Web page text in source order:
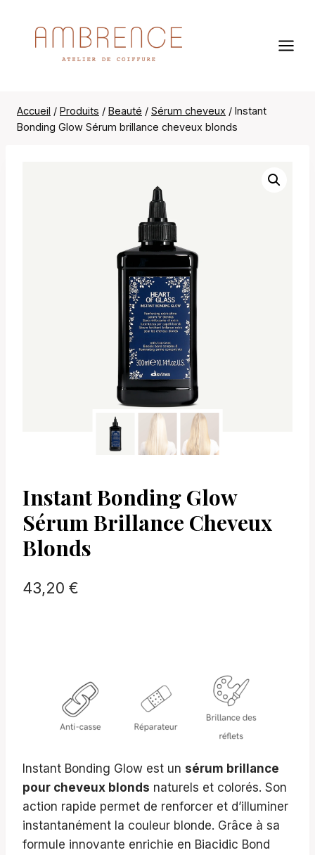
contenu
Accueil / Produits / Beauté / Sérum cheveux / Instant
Bonding Glow Sérum brillance cheveux blonds
Instant Bonding Glow
Sérum Brillance Cheveux
Blonds
43,20 €
Instant Bonding Glow est un sérum brillance
pour cheveux blonds naturels et colorés. Son
action rapide permet de renforcer et d’illuminer
instantanément la couleur blonde. Grâce à sa
formule innovante enrichie en Biacidic Bond